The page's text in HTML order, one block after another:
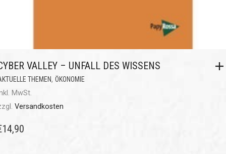
VALLEY – UNFALL DES WISSENS
THEMEN, ÖKONOMIE
MwSt.
Versandkosten
14,90